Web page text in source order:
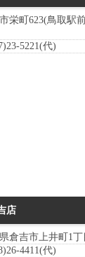
栄町623(鳥取駅
5221(代)
店
倉吉市上井町1丁
4411(代)